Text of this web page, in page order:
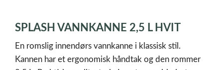
of
1
SPLASH VANNKANNE 2,5 L HVIT
En romslig innendørs vannkanne i klassisk stil.
Kannen har et ergonomisk håndtak og den rommer